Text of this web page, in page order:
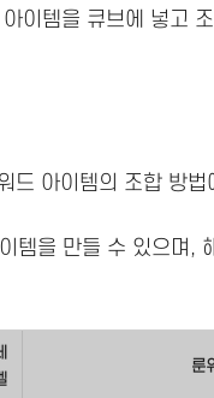
이템을 큐브에 넣고
드 아이템의 조합 방
템을 만들 수 있으며,
룬